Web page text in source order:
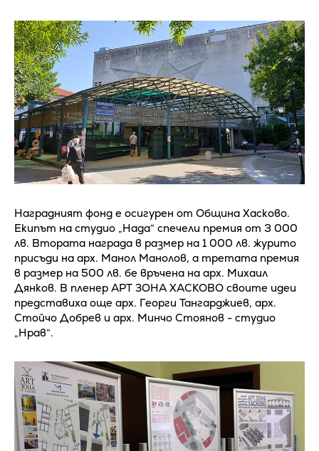
Наградният фонд е осигурен от Община Хасково.
Екипът на студио „Нада“ спечели премия от 3 000
лв. Втората награда в размер на 1 000 лв. журито
присъди на арх. Манол Манолов, а третата премия
в размер на 500 лв. бе връчена на арх. Михаил
Дянков. В пленер АРТ ЗОНА ХАСКОВО своите идеи
представиха още арх. Георги Тангарджиев, арх.
Стойчо Добрев и арх. Минчо Стоянов - студио
„Нрав“.